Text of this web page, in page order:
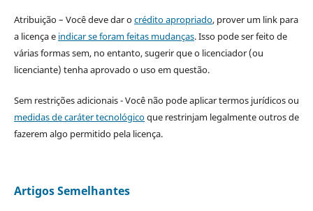
Atribuição – Você deve dar ocrédito apropriado, prover um link para
a licença e indicar se foram feitas mudanças. Isso pode ser feito de
várias formas sem, no entanto, sugerir que o licenciador (ou
licenciante) tenha aprovado o uso em questão.
Sem restrições adicionais - Você não pode aplicar termos jurídicos ou
medidas de caráter tecnológicoque restrinjam legalmente outros de
fazerem algo permitido pela licença.
Artigos Semelhantes